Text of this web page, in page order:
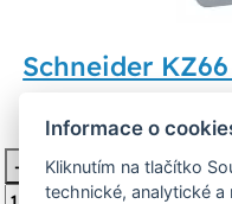
Schneider
165 Kč
-
Informace o
Kliknutím na tlačítko
technické, analytické